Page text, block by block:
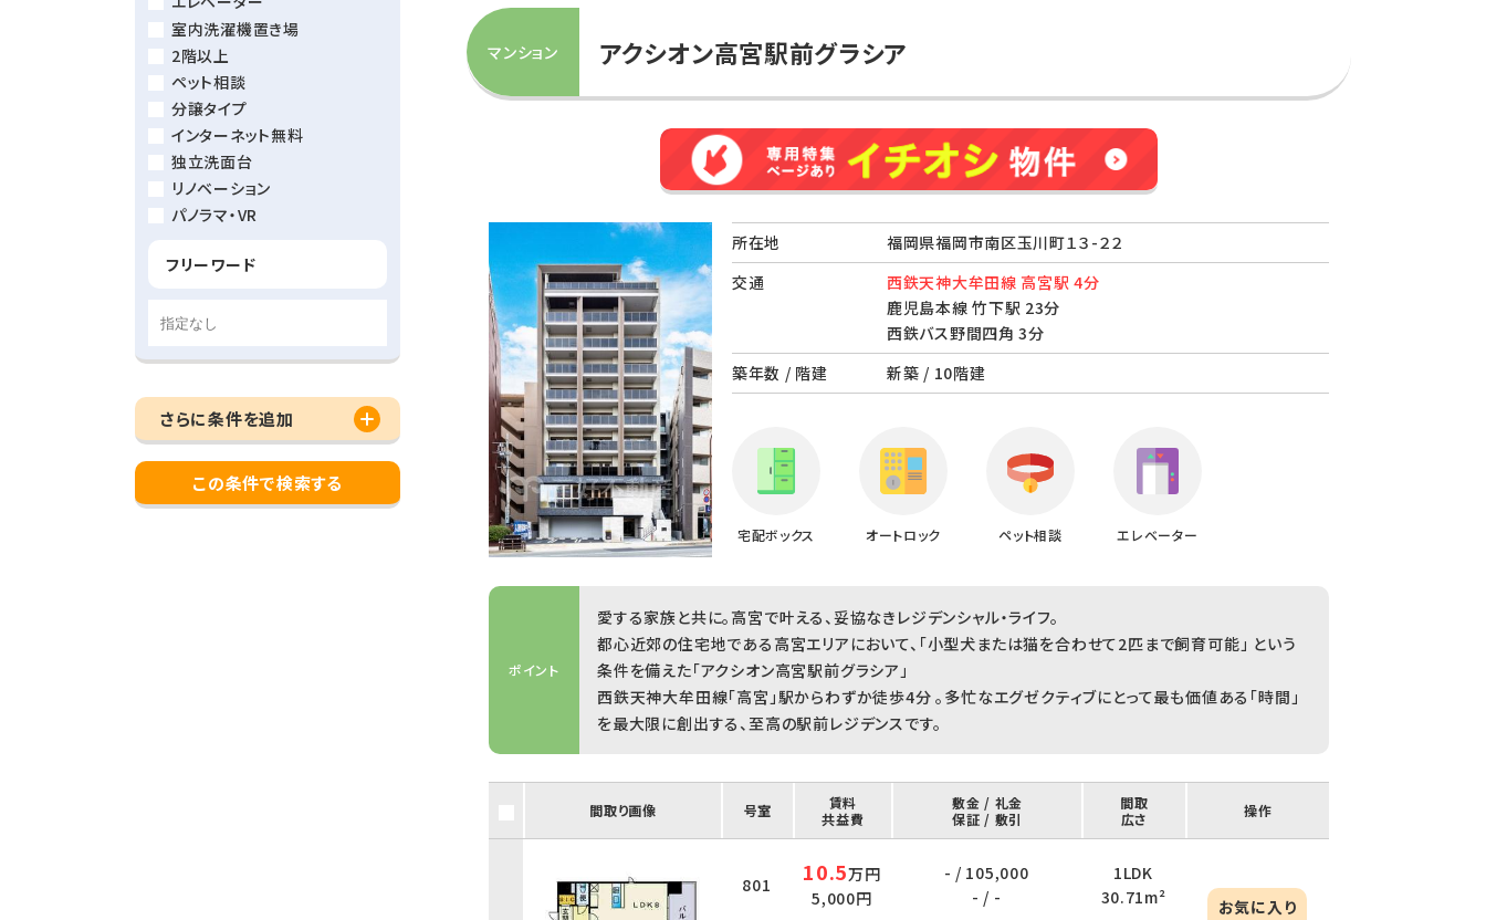
室内洗濯機置き場
2階以上
ペット相談
分譲タイプ
インターネット無料
独立洗面台
リノベーション
パノラマ・VR
フリーワード
さらに条件を追加
この条件で検索する
マンション アクシオン高宮駅前グラシア
所在地
福岡県福岡市南区玉川町１３-２２
交通
西鉄天神大牟田線 高宮駅 4分
鹿児島本線 竹下駅 23分
西鉄バス野間四角 3分
築年数 / 階建
新築 / 10階建
宅配ボックス オートロック ペット相談 エレベーター
ポイント
愛する家族と共に。高宮で叶える、妥協なきレジデンシャル・ライフ。
都心近郊の住宅地である高宮エリアにおいて、「小型犬または猫を合わせて2匹まで飼育可能」 という
条件を備えた「アクシオン高宮駅前グラシア」
西鉄天神大牟田線「高宮」駅からわずか徒歩4分 。多忙なエグゼクティブにとって最も価値ある「時間」
を最大限に創出する、至高の駅前レジデンスです。
間取り画像 号室
賃料
共益費
敷金 / 礼金
保証 / 敷引
間取
広さ
操作
801 10.5万円
5,000円
- / 105,000
- / -
1LDK
30.71m²
お気に入り